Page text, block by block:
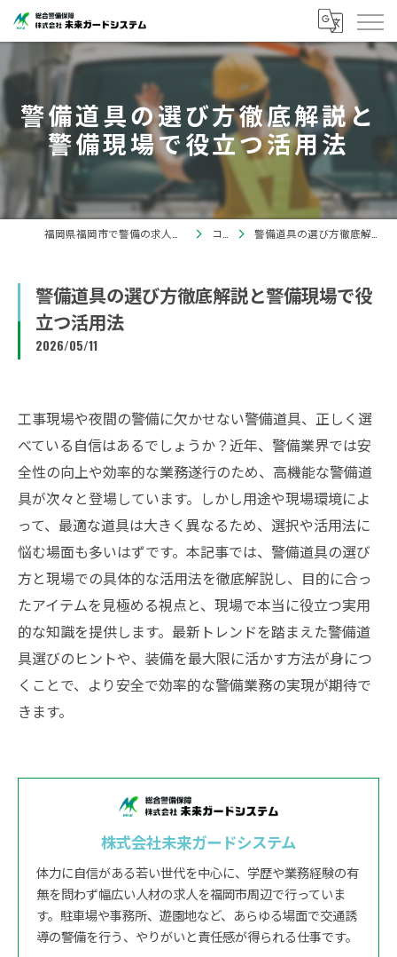
警備道具の選び方徹底解説と
警備現場で役立つ活用法
コラム 警備道具の選び方徹底解説と警備現場で役立つ活用法
警備道具の選び方徹底解説と警備現場で役
立つ活用法
2026/05/11
工事現場や夜間の警備に欠かせない警備道具、正しく選
べている自信はあるでしょうか？近年、警備業界では安
全性の向上や効率的な業務遂行のため、高機能な警備道
具が次々と登場しています。しかし用途や現場環境によ
って、最適な道具は大きく異なるため、選択や活用法に
悩む場面も多いはずです。本記事では、警備道具の選び
方と現場での具体的な活用法を徹底解説し、目的に合っ
たアイテムを見極める視点と、現場で本当に役立つ実用
的な知識を提供します。最新トレンドを踏まえた警備道
具選びのヒントや、装備を最大限に活かす方法が身につ
くことで、より安全で効率的な警備業務の実現が期待で
きます。
株式会社未来ガードシステム
体力に自信がある若い世代を中心に、学歴や業務経験の有
無を問わず幅広い人材の求人を福岡市周辺で行っていま
す。駐車場や事務所、遊園地など、あらゆる場面で交通誘
導の警備を行う、やりがいと責任感が得られる仕事です。